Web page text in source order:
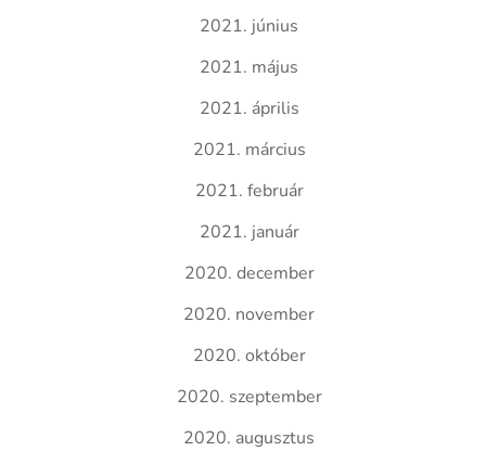
2021. június
2021. május
2021. április
2021. március
2021. február
2021. január
2020. december
2020. november
2020. október
2020. szeptember
2020. augusztus